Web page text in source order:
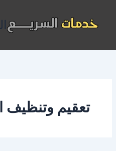
المحتوى
تعقيم وتنظيف